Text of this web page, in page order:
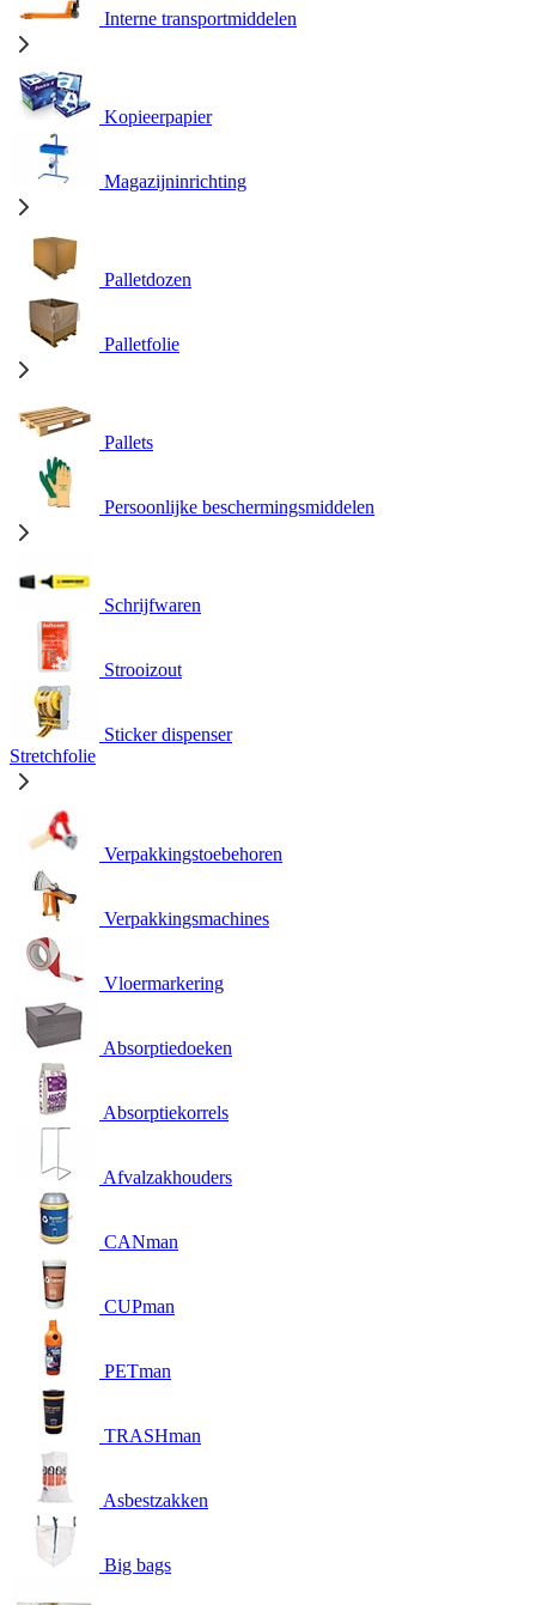
Interne transportmiddelen
Kopieerpapier
Magazijninrichting
Palletdozen
Palletfolie
Pallets
Persoonlijke beschermingsmiddelen
Schrijfwaren
Strooizout
Sticker dispenser
Stretchfolie
Verpakkingstoebehoren
Verpakkingsmachines
Vloermarkering
Absorptiedoeken
Absorptiekorrels
Afvalzakhouders
CANman
CUPman
PETman
TRASHman
Asbestzakken
Big bags